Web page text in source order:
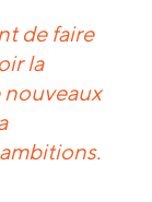
de faire
la
nouveaux